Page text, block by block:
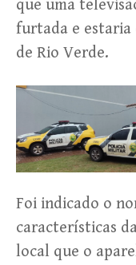
que uma
furtada e
de Rio Verde.
Foi indicado o
características
local que o